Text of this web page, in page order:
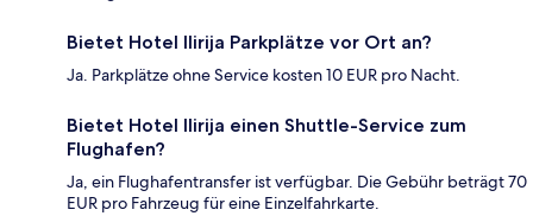
Bietet Hotel Ilirija Parkplätze vor Ort an?
Ja. Parkplätze ohne Service kosten 10 EUR pro Nacht.
Bietet Hotel Ilirija einen Shuttle-Service zum
Flughafen?
Ja, ein Flughafentransfer ist verfügbar. Die Gebühr beträgt 70
EUR pro Fahrzeug für eine Einzelfahrkarte.